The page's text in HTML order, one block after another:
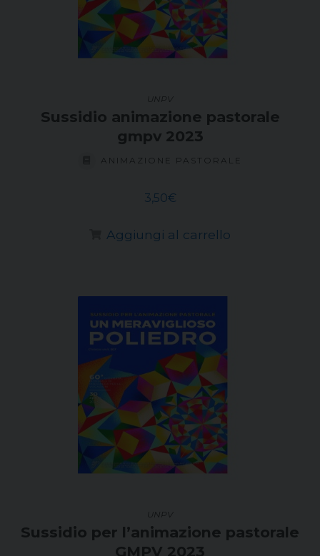
UNPV
Sussidio animazione pastorale
gmpv 2023
ANIMAZIONE PASTORALE
3,50€
Aggiungi al carrello
UNPV
Sussidio per l’animazione pastorale
GMPV 2023